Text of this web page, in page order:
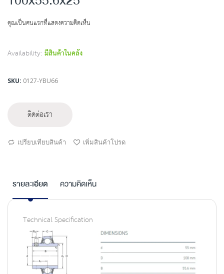
คุณเป็นคนแรกที่แสดงความคิดเห็น
Availability: มีสินค้าในคลัง
SKU 0127-YBU66
ติดต่อเรา
เปรียบเทียบสินค้า เพิ่มสินค้าโปรด
รายละเอียด
Technical Specification
ความคิดเห็น